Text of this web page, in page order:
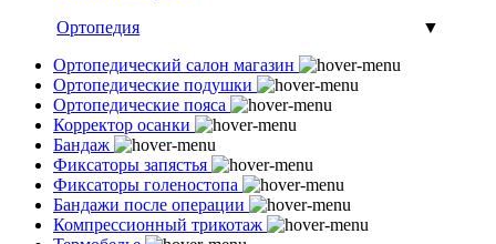
Ортопедия
▼
Ортопедический салон магазин
Ортопедические подушки
Ортопедические пояса
Корректор осанки
Бандаж
Фиксаторы запястья
Фиксаторы голеностопа
Бандажи после операции
Компрессионный трикотаж